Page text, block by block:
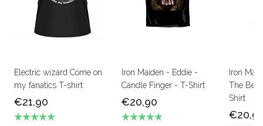
Electric wizard Come on
my fanatics T-shirt
€21,90
Iron Maiden - Eddie -
Candle Finger - T-Shirt
€20,90
Iron
The
Shirt